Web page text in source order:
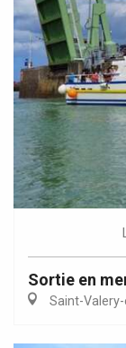
Sortie en
Saint-